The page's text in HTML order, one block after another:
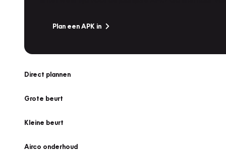
Plan een APK in
Direct plannen
Grote beurt
Kleine beurt
Airco onderhoud